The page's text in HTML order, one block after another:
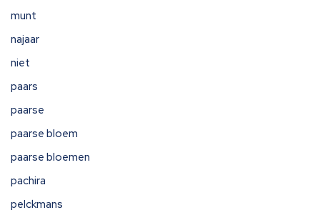
munt
najaar
niet
paars
paarse
paarse bloem
paarse bloemen
pachira
pelckmans